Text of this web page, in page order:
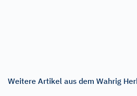
Weitere Artikel aus dem Wahrig